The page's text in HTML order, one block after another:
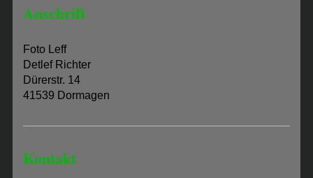
Anschrift
Foto Leff
Detlef Richter
Dürerstr. 14
41539 Dormagen
Kontakt